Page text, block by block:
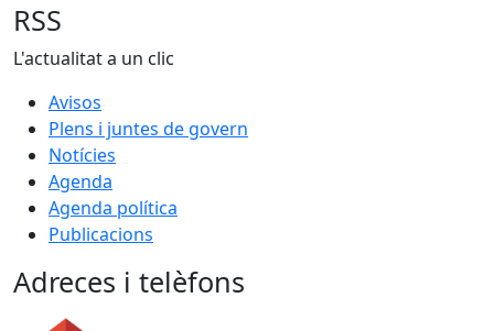
RSS
L'actualitat a un clic
Avisos
Plens i juntes de govern
Notícies
Agenda
Agenda política
Publicacions
Adreces i telèfons